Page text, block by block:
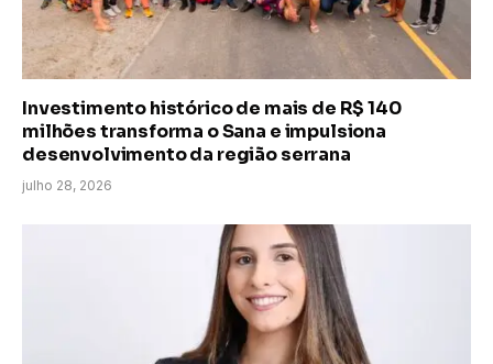
Investimento histórico de mais de R$ 140
milhões transforma o Sana e impulsiona
desenvolvimento da região serrana
julho 28, 2026